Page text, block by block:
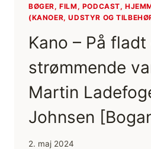
BØGER, FILM, PODCAST,
(KANOER, UDSTYR OG
Kano – På fladt
strømmende
Martin
Johnsen
2. maj 2024